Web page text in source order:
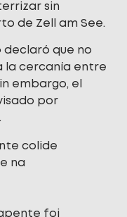
sin
de Zell am See.
declaró que no
la cercanía entre
embargo, el
por
colide
na
foi